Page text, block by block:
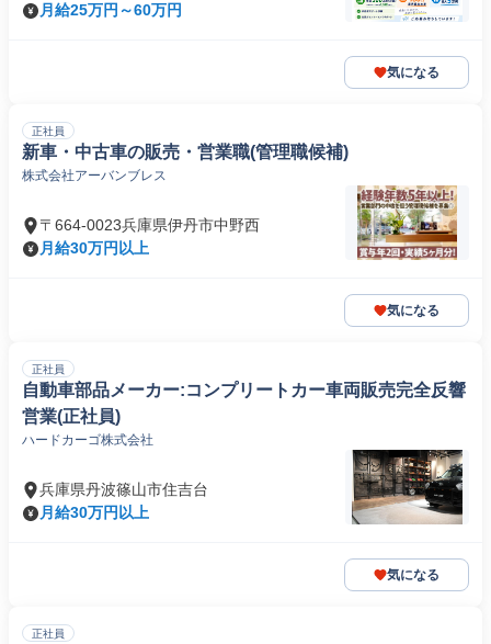
月給25万円～60万円
気になる
正社員
新車・中古車の販売・営業職(管理職候補)
株式会社アーバンブレス
〒664-0023兵庫県伊丹市中野西
月給30万円以上
気になる
正社員
自動車部品メーカー:コンプリートカー車両販売完全反響
営業(正社員)
ハードカーゴ株式会社
兵庫県丹波篠山市住吉台
月給30万円以上
気になる
正社員